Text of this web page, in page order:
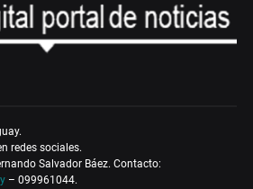
redes sociales.
Salvador Báez. Contacto:
– 099961044.